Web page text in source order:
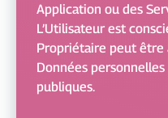
Application ou des
L’Utilisateur est
Propriétaire peut être
Données
publiques.